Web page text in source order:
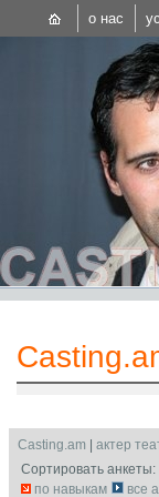
Casting.am актер
Сортировать анкеты:
по навыкам
все
о нас